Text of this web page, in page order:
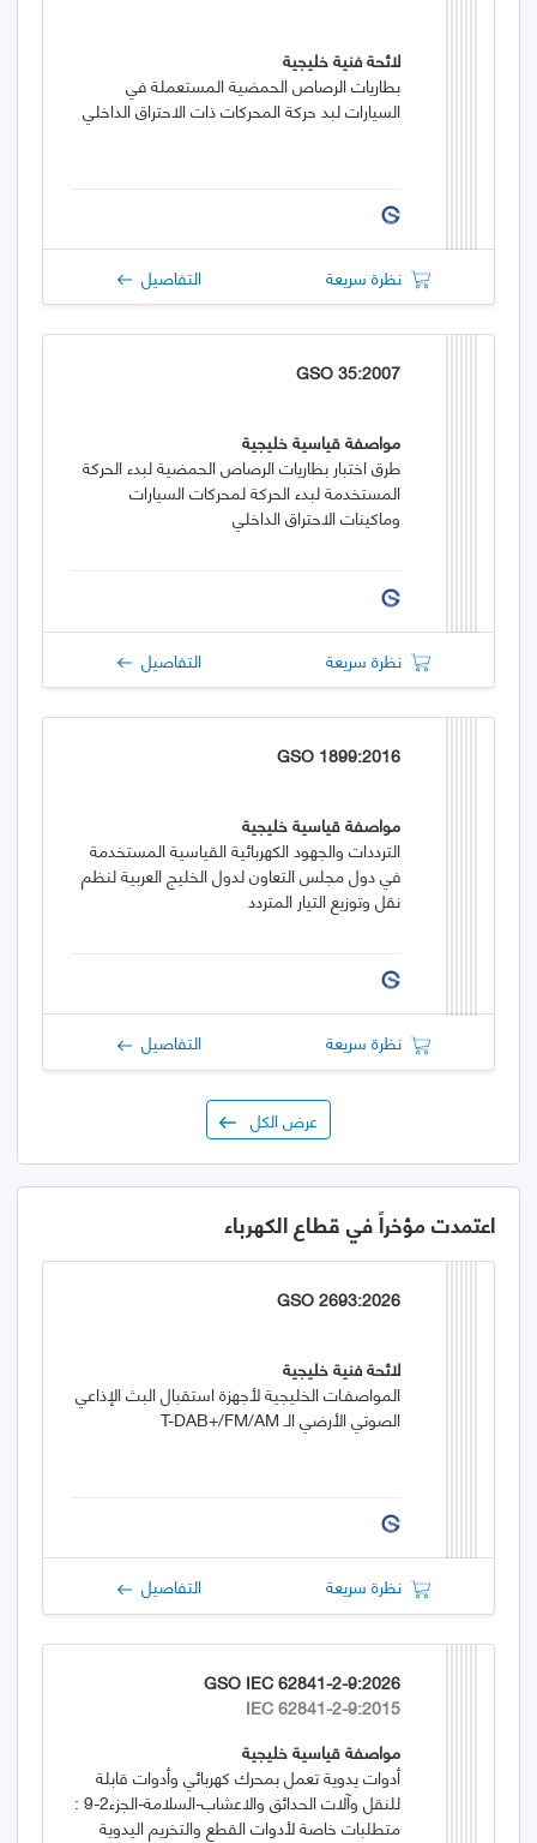
لائحة فنية خليجية
بطاريات الرصاص الحمضية المستعملة في
السيارات لبد حركة المحركات ذات الاحتراق الداخلي
نظرة سريعة التفاصيل
GSO 35:2007
مواصفة قياسية خليجية
طرق اختبار بطاريات الرصاص الحمضية لبدء الحركة
المستخدمة لبدء الحركة لمحركات السيارات
وماكينات الاحتراق الداخلي
نظرة سريعة التفاصيل
GSO 1899:2016
مواصفة قياسية خليجية
الترددات والجهود الكهربائية القياسية المستخدمة
في دول مجلس التعاون لدول الخليج العربية لنظم
نقل وتوزيع التيار المتردد
نظرة سريعة التفاصيل
عرض الكل
اعتمدت مؤخراً في قطاع الكهرباء
GSO 2693:2026
لائحة فنية خليجية
المواصفـات الخليجية لأجهزة استقبال البث الإذاعي
الصوتي الأرضي الـ T-DAB+/FM/AM
نظرة سريعة التفاصيل
GSO IEC 62841-2-9:2026
IEC 62841-2-9:2015
مواصفة قياسية خليجية
أدوات يدوية تعمل بمحرك كهربائي وأدوات قابلة
للنقل وآلات الحدائق والاعشاب-السلامة-الجزء2-9 :
متطلبات خاصة لأدوات القطع والتخريم اليدوية